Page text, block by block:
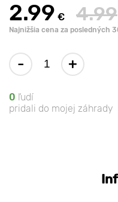
2.99 € 4.99
Najnižšia cena za posledných
- +
0 ľudí
pridali do mojej záhrady